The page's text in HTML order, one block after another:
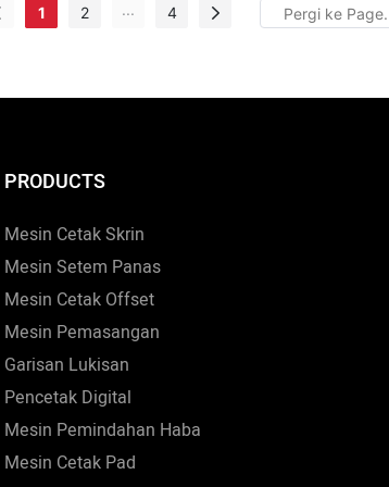
menyerap teknologi pembuatan termaju
pelanggan.
1 2 ... 4
PRODUCTS
Mesin Cetak Skrin
Mesin Setem Panas
Mesin Cetak Offset
Mesin Pemasangan
Garisan Lukisan
Pencetak Digital
Mesin Pemindahan Haba
Mesin Cetak Pad